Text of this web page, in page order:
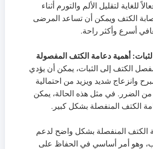
للغاية لتقليل الألم والتورم أثناء
الكتف ويمكن أن تساعد المرضى
أسرع وأكثر راحة.
أهمية دعامة الكتف المفصولة
الكتف إلى الثبات، يمكن أن يؤدي
وانزعاج شديد ويزيد من احتمالية
الضرر. في مثل هذه الحالة، يمكن
الكتف المنفصلة بشكل كبير.
المنفصلة بشكل واضح لدعم
وهو أمر أساسي في الحفاظ على